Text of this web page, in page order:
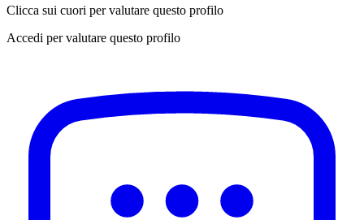
Clicca sui cuori per valutare questo profilo
Accedi per valutare questo profilo